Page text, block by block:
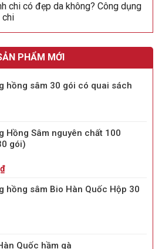
chi có đẹp da không? Công dụng
chi
PHẨM MỚI
hồng sâm 30 gói có quai sách
Hồng Sâm nguyên chất 100
gói)
₫
hồng sâm Bio Hàn Quốc Hộp 30
Quốc hầm gà